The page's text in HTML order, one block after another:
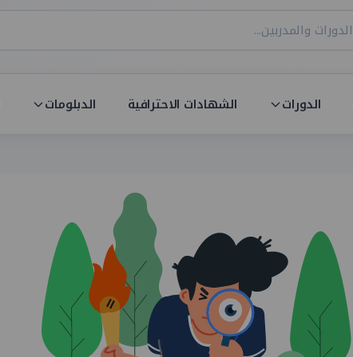
الدورات الشهادات الاحترافية الدبلومات